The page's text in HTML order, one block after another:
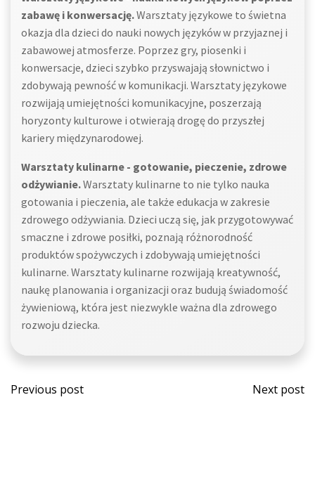
zabawę i konwersację.Warsztaty językowe to świetna
okazja dla dzieci do nauki nowych języków w przyjaznej i
zabawowej atmosferze. Poprzez gry, piosenki i
konwersacje, dzieci szybko przyswajają słownictwo i
zdobywają pewność w komunikacji. Warsztaty językowe
rozwijają umiejętności komunikacyjne, poszerzają
horyzonty kulturowe i otwierają drogę do przyszłej
kariery międzynarodowej.
Warsztaty kulinarne - gotowanie, pieczenie, zdrowe
odżywianie.Warsztaty kulinarne to nie tylko nauka
gotowania i pieczenia, ale także edukacja w zakresie
zdrowego odżywiania. Dzieci uczą się, jak przygotowywać
smaczne i zdrowe posiłki, poznają różnorodność
produktów spożywczych i zdobywają umiejętności
kulinarne. Warsztaty kulinarne rozwijają kreatywność,
naukę planowania i organizacji oraz budują świadomość
żywieniową, która jest niezwykle ważna dla zdrowego
rozwoju dziecka.
Post
Previous post
Post
Next post